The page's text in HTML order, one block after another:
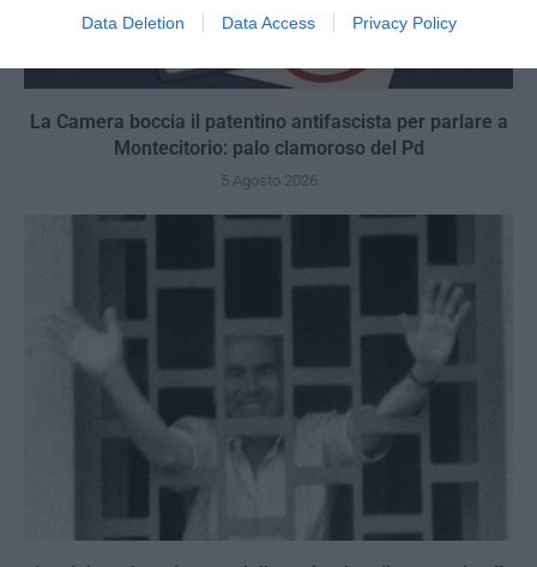
Data Deletion Data Access Privacy Policy
La Camera boccia il patentino antifascista per parlare a
Montecitorio: palo clamoroso del Pd
5 Agosto 2026